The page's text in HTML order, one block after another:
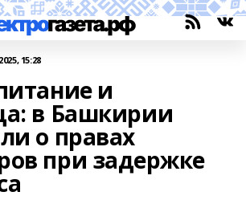
15:28
и
в Башкирии
о правах
при задержке